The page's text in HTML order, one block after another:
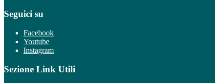
Seguici su
Facebook
Youtube
Instagram
Sezione Link Utili